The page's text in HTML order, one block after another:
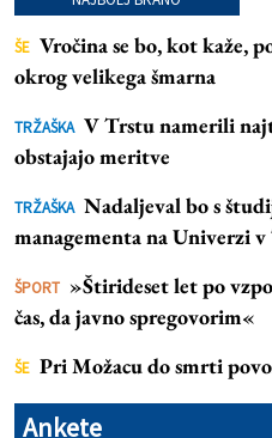
ŠE Vročina se bo, kot kaže,
okrog velikega šmarna
TRŽAŠKA V Trstu namerili
obstajajo meritve
TRŽAŠKA Nadaljeval bo s
managementa na Univerzi
ŠPORT »Štirideset let po
čas, da javno spregovorim«
ŠE Pri Možacu do smrti
Ankete